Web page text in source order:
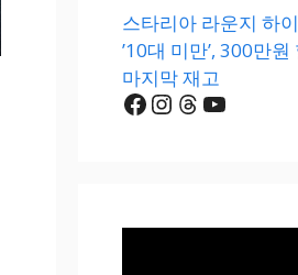
스타리아 라운지 하
’10대 미만’, 300만원
마지막 재고
Facebook
Instagram
Threads
YouTube